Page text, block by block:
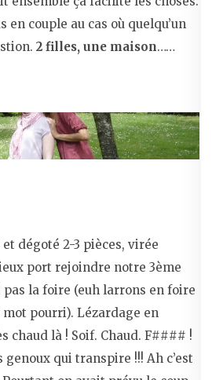
en couple au cas où quelqu’un
2 filles, une maison……
dégoté 2-3 pièces, virée
port rejoindre notre 3ème
pas la foire (euh larrons en foire
mot pourri). Lézardage en
chaud là ! Soif. Chaud. F#### !
genoux qui transpire !!! Ah c’est